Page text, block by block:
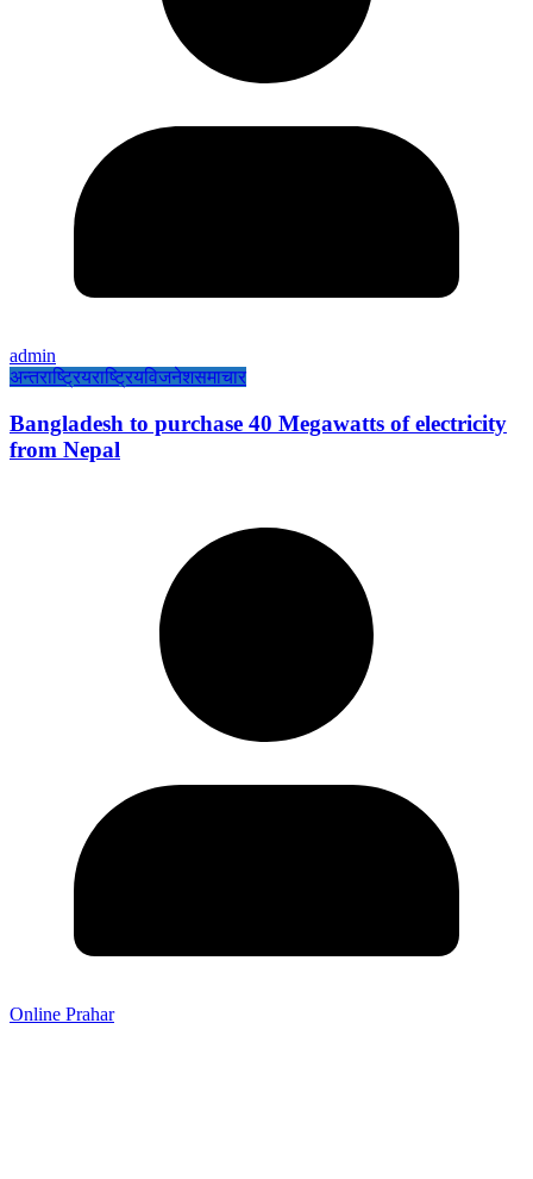
admin
अन्तराष्ट्रियराष्ट्रियविजनेशसमाचार
Bangladesh to purchase 40 Megawatts of electricity
from Nepal
Online Prahar